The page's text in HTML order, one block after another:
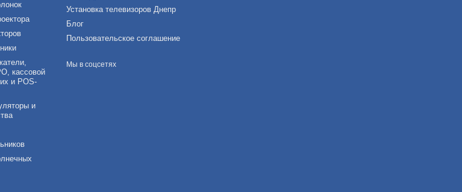
кассовой
и POS-
и
Установка телевизоров Днепр
Блог
Пользовательское соглашение
Мы в соцсетях